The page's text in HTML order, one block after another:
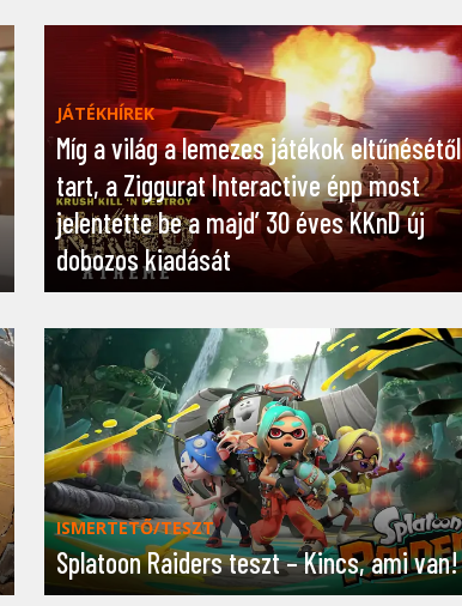
JÁTÉKHÍREK
Míg a világ a lemezes játékok eltűnésétől
tart, a Ziggurat Interactive épp most
jelentette be a majd’ 30 éves KKnD új
dobozos kiadását
ISMERTETŐ/TESZT
Splatoon Raiders teszt – Kincs, ami van!